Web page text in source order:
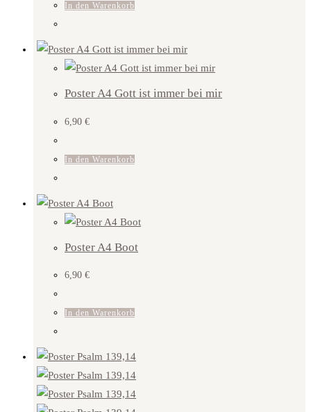
In den Warenkorb
Poster A4 Gott ist immer bei mir
6,90 €
In den Warenkorb
Poster A4 Boot
6,90 €
In den Warenkorb